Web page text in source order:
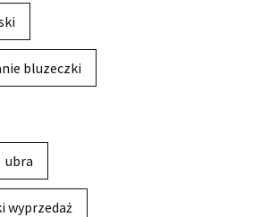
bluzeczki
ubra
wyprzedaż